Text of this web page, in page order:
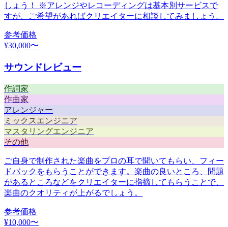
しょう！ ※アレンジやレコーディングは基本別サービスで
すが、ご希望があればクリエイターに相談してみましょう。
参考価格
¥30,000〜
サウンドレビュー
作詞家
作曲家
アレンジャー
ミックスエンジニア
マスタリングエンジニア
その他
ご自身で制作された楽曲をプロの耳で聞いてもらい、フィー
ドバックをもらうことができます。楽曲の良いところ、問題
があるところなどをクリエイターに指摘してもらうことで、
楽曲のクオリティが上がるでしょう。
参考価格
¥10,000〜